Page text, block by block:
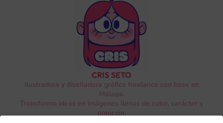
CRIS SETO
Ilustradora y diseñadora gráfica freelance con base en
Málaga.
Transformo ideas en imágenes llenas de color, carácter y
emoción.